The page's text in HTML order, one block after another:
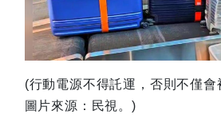
(行動電源不得託運，否則不僅會
圖片來源：民視。)